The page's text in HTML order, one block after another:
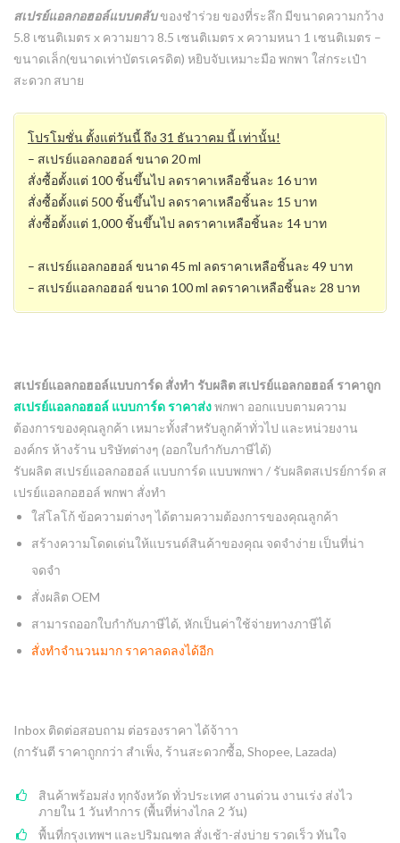
สเปรย์แอลกอฮอล์แบบตลับของชำร่วย ของที่ระลึก มีขนาดความกว้าง
5.8 เซนติเมตร x ความยาว 8.5 เซนติเมตร x ความหนา 1 เซนติเมตร –
ขนาดเล็ก(ขนาดเท่าบัตรเครดิต) หยิบจับเหมาะมือ พกพา ใส่กระเป๋า
สะดวก สบาย
โปรโมชั่น ตั้งแต่วันนี้ ถึง 31 ธันวาคม นี้ เท่านั้น!
– สเปรย์แอลกอฮอล์ ขนาด 20 ml
สั่งซื้อตั้งแต่ 100 ชิ้นขึ้นไป ลดราคาเหลือชิ้นละ 16 บาท
สั่งซื้อตั้งแต่ 500 ชิ้นขึ้นไป ลดราคาเหลือชิ้นละ 15 บาท
สั่งซื้อตั้งแต่ 1,000 ชิ้นขึ้นไป ลดราคาเหลือชิ้นละ 14 บาท
– สเปรย์แอลกอฮอล์ ขนาด 45 ml ลดราคาเหลือชิ้นละ 49 บาท
– สเปรย์แอลกอฮอล์ ขนาด 100 ml ลดราคาเหลือชิ้นละ 28 บาท
สเปรย์แอลกอฮอล์แบบการ์ด สั่งทำ รับผลิต สเปรย์แอลกอฮอล์ ราคาถูก
สเปรย์แอลกอฮอล์ แบบการ์ด ราคาส่งพกพา ออกแบบตามความ
ต้องการของคุณลูกค้า เหมาะทั้งสำหรับลูกค้าทั่วไป และหน่วยงาน
องค์กร ห้างร้าน บริษัทต่างๆ (ออกใบกำกับภาษีได้)
รับผลิต สเปรย์แอลกอฮอล์ แบบการ์ด แบบพกพา / รับผลิตสเปรย์การ์ด ส
เปรย์แอลกอฮอล์ พกพา สั่งทำ
ใส่โลโก้ ข้อความต่างๆ ได้ตามความต้องการของคุณลูกค้า
สร้างความโดดเด่นให้แบรนด์สินค้าของคุณ จดจำง่าย เป็นที่น่า
จดจำ
สั่งผลิต OEM
สามารถออกใบกำกับภาษีได้, หักเป็นค่าใช้จ่ายทางภาษีได้
สั่งทำจำนวนมาก ราคาลดลงได้อีก
Inbox ติดต่อสอบถาม ต่อรองราคา ได้จ้าาา
(การันตี ราคาถูกกว่า สำเพ็ง, ร้านสะดวกซื้อ, Shopee, Lazada)
สินค้าพร้อมส่ง ทุกจังหวัด ทั่วประเทศ งานด่วน งานเร่ง ส่งไว
ภายใน 1 วันทำการ (พื้นที่ห่างไกล 2 วัน)
พื้นที่กรุงเทพฯ และปริมณฑล สั่งเช้า-ส่งบ่าย รวดเร็ว ทันใจ